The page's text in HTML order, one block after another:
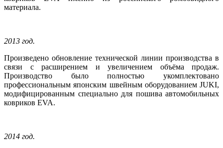
материала.
2013 год.
Произведено обновление технической линии производства в
связи с расширением и увеличением объёма продаж.
Производство было полностью укомплектовано
профессиональным японским швейным оборудованием JUKI,
модифицированным специально для пошива автомобильных
ковриков EVA.
2014 год.